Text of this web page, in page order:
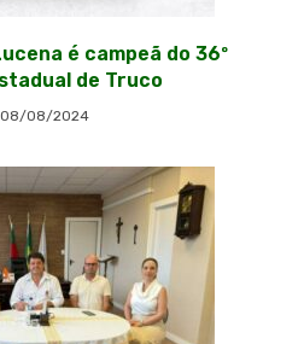
é campeã do 36º
de Truco
08/08/2024